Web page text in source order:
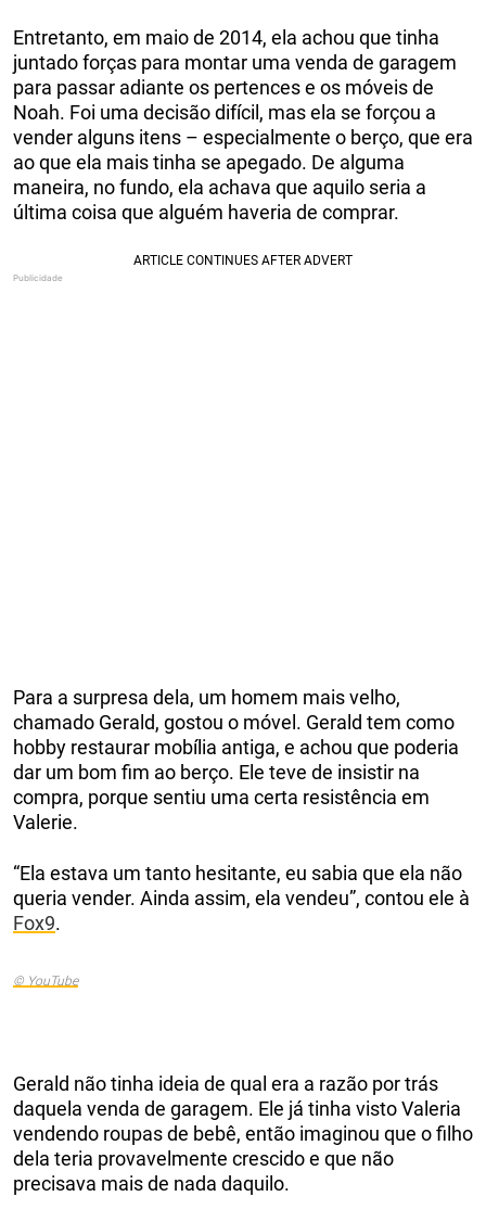
Entretanto, em maio de 2014, ela achou que tinha
juntado forças para montar uma venda de garagem
para passar adiante os pertences e os móveis de
Noah. Foi uma decisão difícil, mas ela se forçou a
vender alguns itens – especialmente o berço, que era
ao que ela mais tinha se apegado. De alguma
maneira, no fundo, ela achava que aquilo seria a
última coisa que alguém haveria de comprar.
Para a surpresa dela, um homem mais velho,
chamado Gerald, gostou o móvel. Gerald tem como
hobby restaurar mobília antiga, e achou que poderia
dar um bom fim ao berço. Ele teve de insistir na
compra, porque sentiu uma certa resistência em
Valerie.
“Ela estava um tanto hesitante, eu sabia que ela não
queria vender. Ainda assim, ela vendeu”, contou ele à
Fox9.
© YouTube
Gerald não tinha ideia de qual era a razão por trás
daquela venda de garagem. Ele já tinha visto Valeria
vendendo roupas de bebê, então imaginou que o filho
dela teria provavelmente crescido e que não
precisava mais de nada daquilo.